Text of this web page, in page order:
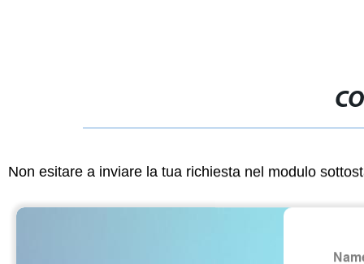
Non esitare a inviare la tua richiesta nel modulo